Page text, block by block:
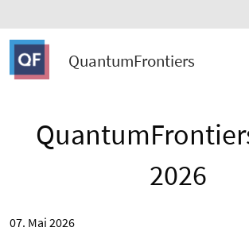
QuantumFrontiers
2026
07. Mai 2026